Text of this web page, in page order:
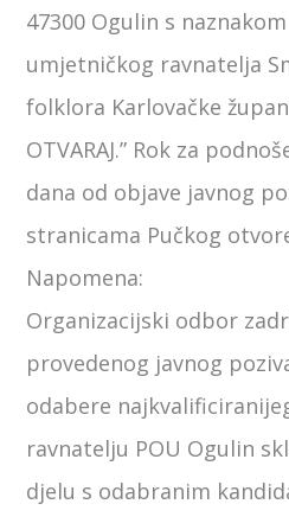
47300 Ogulin s
umjetničkog ravnatelja
folklora Karlovačke
OTVARAJ.” Rok za
dana od objave javnog
stranicama Pučkog
Napomena:
Organizacijski odbor
provedenog javnog
odabere
ravnatelju POU Ogulin
djelu s odabranim